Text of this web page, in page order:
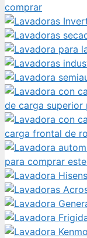
comprar
de carga superior
carga frontal de
para comprar